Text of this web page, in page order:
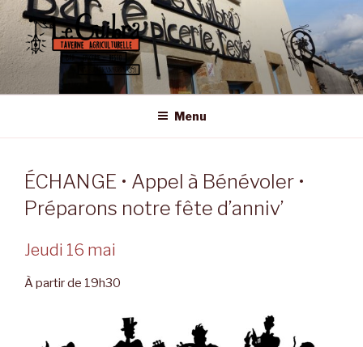
Aller
au
contenu
principal
LE GUIBRA – ST SULPICE LA
Taverne Agriculturelle • Bar – Epicerie – Resto
Menu
ÉCHANGE • Appel à Bénévoler •
Préparons notre fête d’anniv’
Jeudi 16 mai
À partir de 19h30